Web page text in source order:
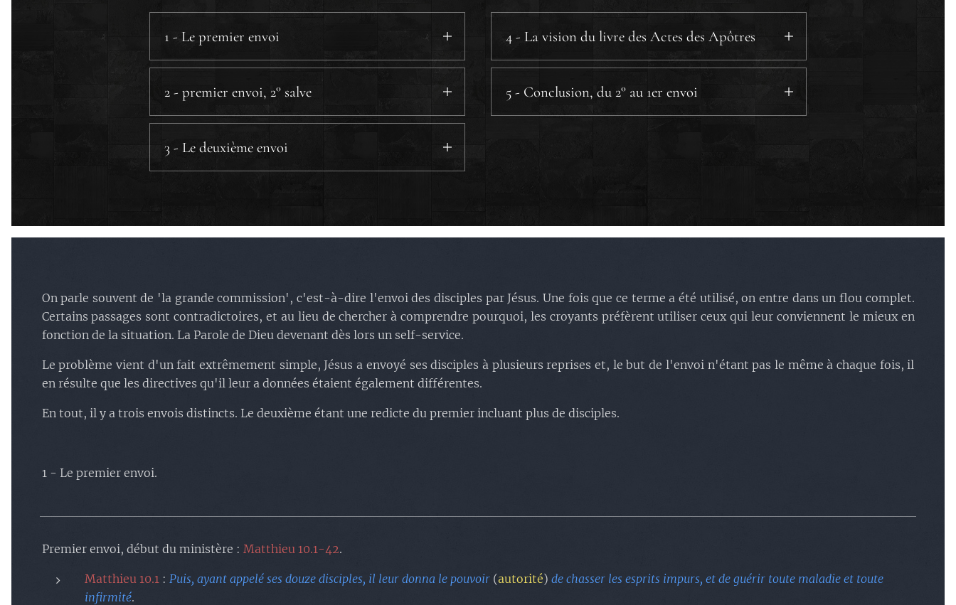
1 - Le premier envoi
a) Ce qu'ils doivent faire.
b) Ce qu'ils doivent emporter ou non.
c.2) L'église des hommes
d) Les versions de cet envoi dans Marc et Luc.
e.2) La vision pour l'église.
e.3) La vision prophétique.
2 - premier envoi, 2° salve
a) La soumission des esprits mauvais.
b) La révélation par l'Esprit, et l'aveuglement de
la chair.
e) Deux à deux.
3 - Le deuxième envoi
b.1) Allez.
b.4) La formation des disciples
4 - La vision du livre des Actes des Apôtres
5 - Conclusion, du 2° au 1er envoi
On parle souvent de 'la grande commission', c'est-à-dire l'envoi des disciples par Jésus. Une fois que ce terme a été utilisé, on entre dans un flou complet.
Certains passages sont contradictoires, et au lieu de chercher à comprendre pourquoi, les croyants préfèrent utiliser ceux qui leur conviennent le mieux en
fonction de la situation. La Parole de Dieu devenant dès lors un self-service.
Le problème vient d'un fait extrêmement simple, Jésus a envoyé ses disciples à plusieurs reprises et, le but de l'envoi n'étant pas le même à chaque fois, il
en résulte que les directives qu'il leur a données étaient également différentes.
En tout, il y a trois envois distincts. Le deuxième étant une redicte du premier incluant plus de disciples.
1 - Le premier envoi.
Premier envoi, début du ministère : Matthieu 10.1-42.
Matthieu 10.1: Puis, ayant appelé ses douze disciples, il leur donna le pouvoir(autorité) de chasser les esprits impurs, et de guérir toute maladie et toute
infirmité.